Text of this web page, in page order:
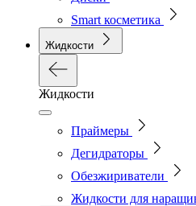
Smart косметика
Жидкости
Жидкости
Праймеры
Дегидраторы
Обезжириватели
Жидкости для